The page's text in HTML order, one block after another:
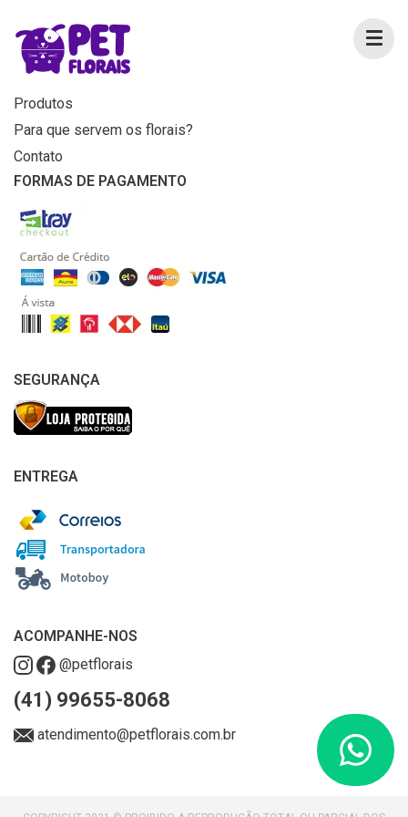
MENU
Home
Produtos
Para que servem os florais?
Contato
FORMAS DE PAGAMENTO
SEGURANÇA
ENTREGA
ACOMPANHE-NOS
@petflorais
(41) 99655-8068
atendimento@petflorais.com.br